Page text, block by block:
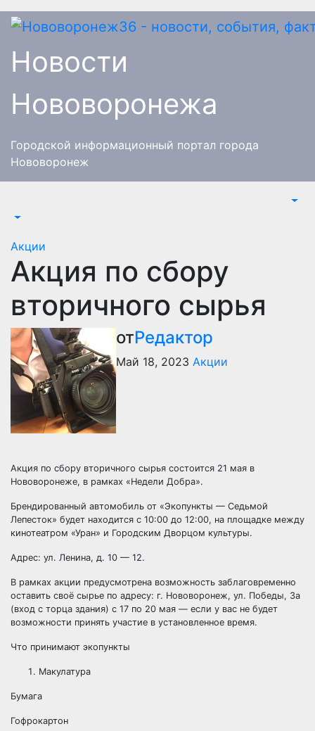
Перейти
Новости
Нововоронежа
Городской информационный портал города
Нововоронеж
Акции
Акция по сбору
вторичного сырья
отРедактор
Май 18, 2023 Акции
Акция по сбору вторичного сырья состоится 21 мая в
Нововоронеже, в рамках «Недели Добра».
Брендированный автомобиль от «Экопункты — Седьмой
Лепесток» будет находится с 10:00 до 12:00, на площадке между
кинотеатром «Уран» и Городским Дворцом культуры.
Адрес: ул. Ленина, д. 10 — 12.
В рамках акции предусмотрена возможность заблаговременно
оставить своё сырье по адресу: г. Нововоронеж, ул. Победы, 3а
(вход с торца здания) с 17 по 20 мая — если у вас не будет
возможности принять участие в установленное время.
Что принимают экопункты
Макулатура
Бумага
Гофрокартон